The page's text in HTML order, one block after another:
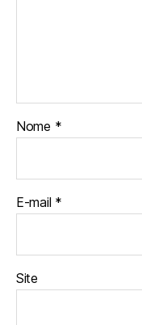
Nome *
E-mail *
Site